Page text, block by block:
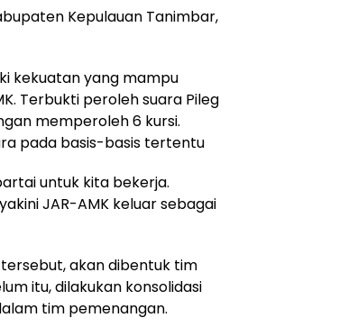
Kepulauan Tanimbar,
kekuatan yang mampu
Terbukti peroleh suara Pileg
memperoleh 6 kursi.
pada basis-basis tertentu
untuk kita bekerja.
JAR-AMK keluar sebagai
akan dibentuk tim
itu, dilakukan konsolidasi
tim pemenangan.